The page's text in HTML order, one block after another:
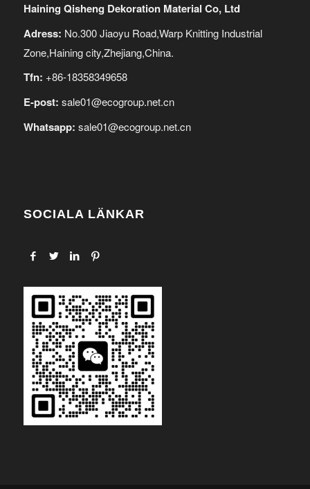
Haining Qisheng Dekoration Material Co, Ltd
Adress: No.300 Jiaoyu Road,Warp Knitting Industrial
Zone,Haining city,Zhejiang,China.
Tfn: +86-18358349658
E-post: sale01@ecogroup.net.cn
Whatsapp: sale01@ecogroup.net.cn
SOCIALA LÄNKAR